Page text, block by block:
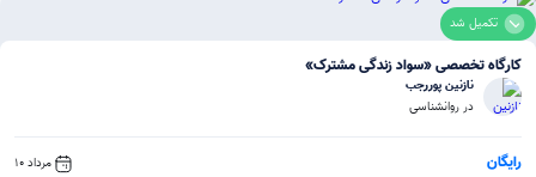
تکمیل شد
کارگاه تخصصی «سواد زندگی مشترک»
نازنین پوررجب
در روانشناسی
رایگان مرداد 10